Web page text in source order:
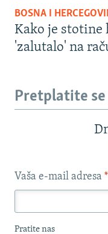
BOSNA I
Kako je stotine
'zalutalo' na
Pretplatite
Vaša e-mail adresa *
Pratite nas